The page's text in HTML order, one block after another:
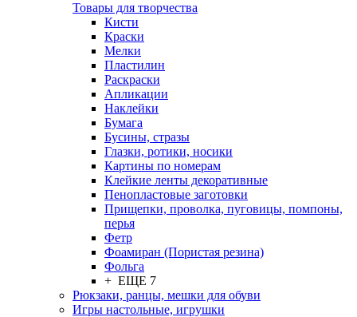
Товары для творчества
Кисти
Краски
Мелки
Пластилин
Раскраски
Апликации
Наклейки
Бумага
Бусины, стразы
Глазки, ротики, носики
Картины по номерам
Клейкие ленты декоративные
Пенопластовые заготовки
Прищепки, проволка, пуговицы, помпоны,
перья
Фетр
Фоамиран (Пористая резина)
Фольга
+ ЕЩЕ 7
Рюкзаки, ранцы, мешки для обуви
Игры настольные, игрушки